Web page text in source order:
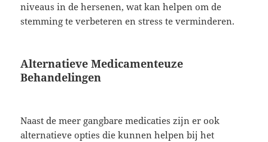
niveaus in de hersenen, wat kan helpen om de
stemming te verbeteren en stress te verminderen.
Alternatieve Medicamenteuze
Behandelingen
Naast de meer gangbare medicaties zijn er ook
alternatieve opties die kunnen helpen bij het